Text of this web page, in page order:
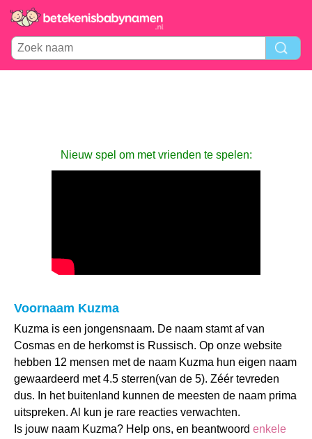
Nieuw spel om met vrienden te spelen:
Voornaam Kuzma
Kuzma is een jongensnaam. De naam stamt af van
Cosmas en de herkomst is Russisch. Op onze website
hebben 12 mensen met de naam Kuzma hun eigen naam
gewaardeerd met 4.5 sterren(van de 5). Zéér tevreden
dus. In het buitenland kunnen de meesten de naam prima
uitspreken. Al kun je rare reacties verwachten.
Is jouw naam Kuzma? Help ons, en beantwoord enkele